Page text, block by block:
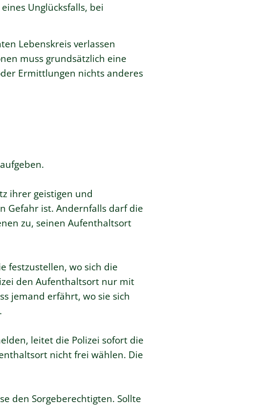
Unglücksfalls, bei
Lebenskreis verlassen
muss grundsätzlich eine
Ermittlungen nichts anderes
ihrer geistigen und
Gefahr ist. Andernfalls darf die
zu, seinen Aufenthaltsort
festzustellen, wo sich die
den Aufenthaltsort nur mit
jemand erfährt, wo sie sich
leitet die Polizei sofort die
nicht frei wählen. Die
den Sorgeberechtigten. Sollte